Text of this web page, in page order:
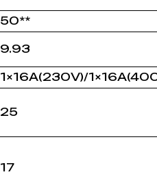
50**
9.93
1×16А(230V)/
25
17